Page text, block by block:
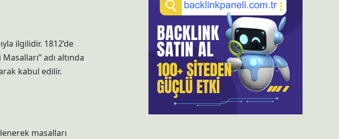
ilgilidir. 1812’de
adı altında
kabul edilir.
masalları